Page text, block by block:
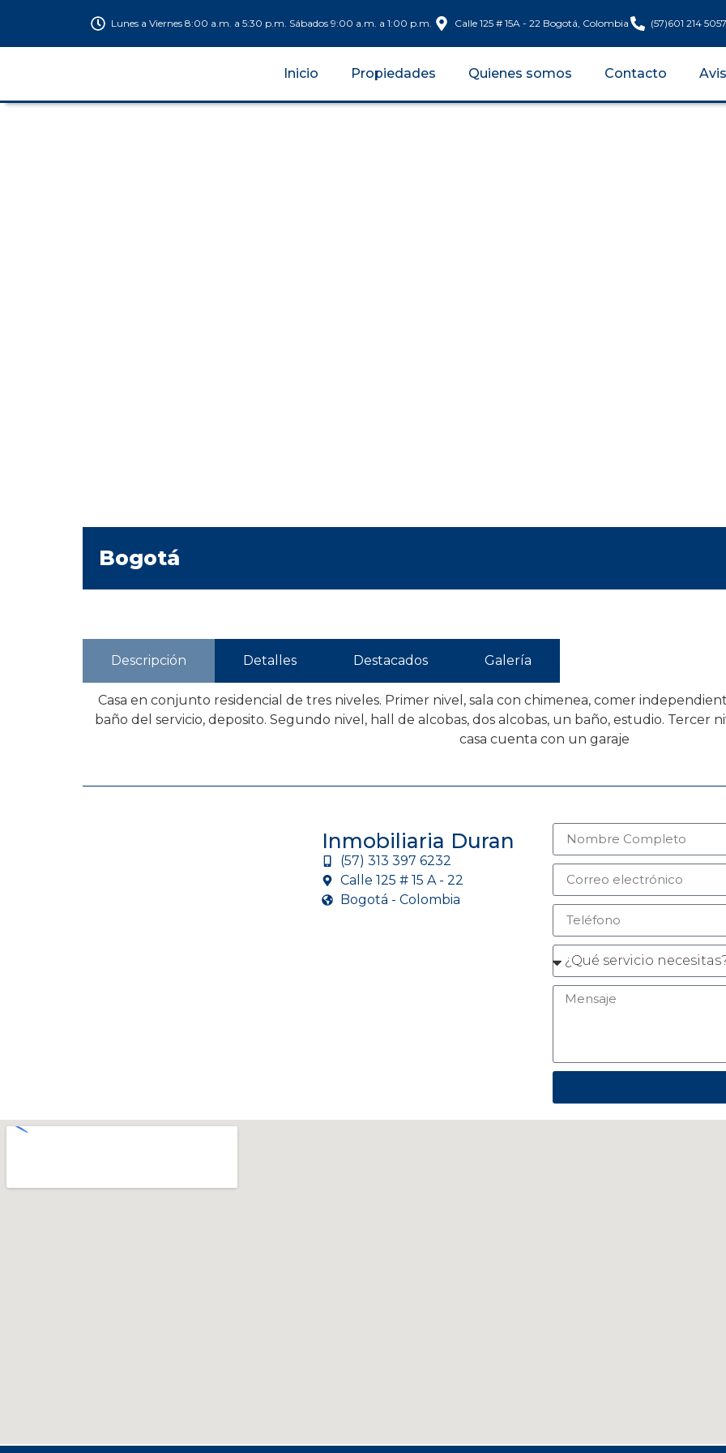
Lunes a Viernes 8:00 a.m. a 5:30 p.m. Sábados 9:00 a.m. a 1:00 p.m. Calle 125 # 15A - 22 Bogotá, Colombia (57)601 214 5057
Inicio Propiedades Quienes somos Contacto
Bogotá
Descripción Detalles Destacados Galería
Casa en conjunto residencial de tres niveles. Primer nivel, sala con chimenea, comer
baño del servicio, deposito. Segundo nivel, hall de alcobas, dos alcobas, un baño, estudio. Tercer
casa cuenta con un garaje
Inmobiliaria Duran
(57) 313 397 6232
Calle 125 # 15 A - 22
Bogotá - Colombia